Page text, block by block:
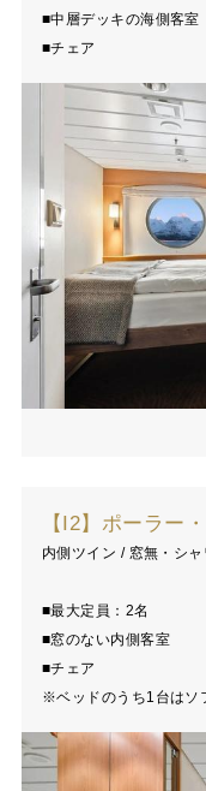
■中層デッキの海側客室
■チェア
【I2】ポーラー
内側ツイン / 窓無・シ
■最大定員：2名
■窓のない内側客室
■チェア
※ベッドのうち1台はソ